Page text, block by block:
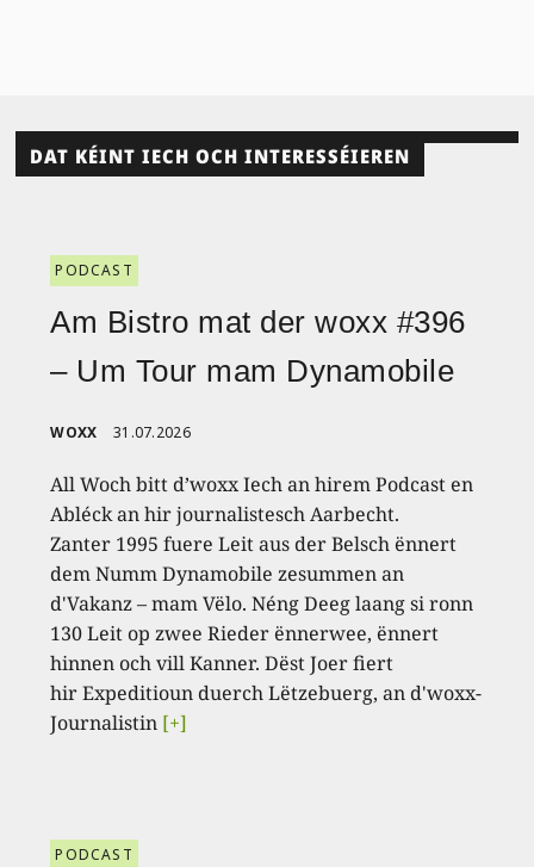
DAT KÉINT IECH OCH INTERESSÉIEREN
PODCAST
Am Bistro mat der woxx #396
– Um Tour mam Dynamobile
WOXX 31.07.2026
All Woch bitt d’woxx Iech an hirem Podcast en
Abléck an hir journalistesch Aarbecht.
Zanter 1995 fuere Leit aus der Belsch ënnert
dem Numm Dynamobile zesummen an
d'Vakanz – mam Vëlo. Néng Deeg laang si ronn
130 Leit op zwee Rieder ënnerwee, ënnert
hinnen och vill Kanner. Dëst Joer fiert
hir Expeditioun duerch Lëtzebuerg, an d'woxx-
Journalistin [+]
PODCAST